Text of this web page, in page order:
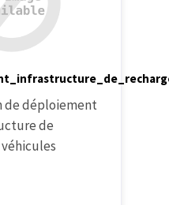
de déploiement
de